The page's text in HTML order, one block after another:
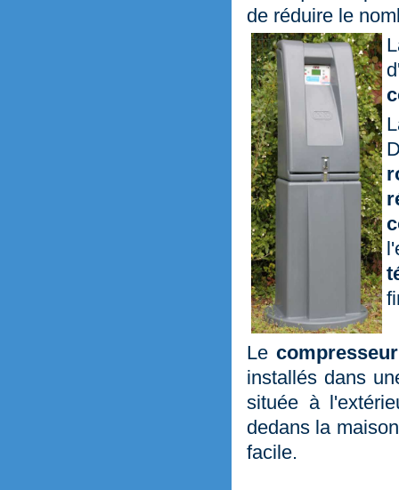
de réduire le
Le compresseur
installés dans
située à
dedans la
facile.